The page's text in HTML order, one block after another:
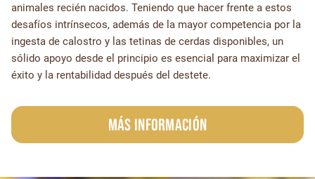
animales recién nacidos. Teniendo que hacer frente a estos
desafíos intrínsecos, además de la mayor competencia por la
ingesta de calostro y las tetinas de cerdas disponibles, un
sólido apoyo desde el principio es esencial para maximizar el
éxito y la rentabilidad después del destete.
Más información